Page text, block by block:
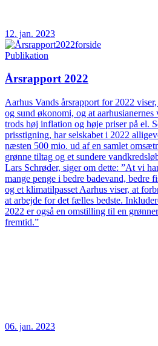
12. jan. 2023
Publikation
Årsrapport 2022
Aarhus Vands årsrapport for 2022
og sund økonomi, og at
trods høj inflation og høje priser på el.
prisstigning, har selskabet i 2022
næsten 500 mio. ud af en samlet
grønne tiltag og et sundere
Lars Schrøder, siger om dette: ”At vi
mange penge i bedre badevand, bedre
og et klimatilpasset Aarhus viser, at
at arbejde for det fælles bedste.
2022 er også en omstilling til en
fremtid.”
06. jan. 2023